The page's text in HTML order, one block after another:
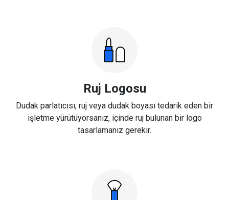
Ruj Logosu
Dudak parlatıcısı, ruj veya dudak boyası tedarik eden bir
işletme yürütüyorsanız, içinde ruj bulunan bir logo
tasarlamanız gerekir.